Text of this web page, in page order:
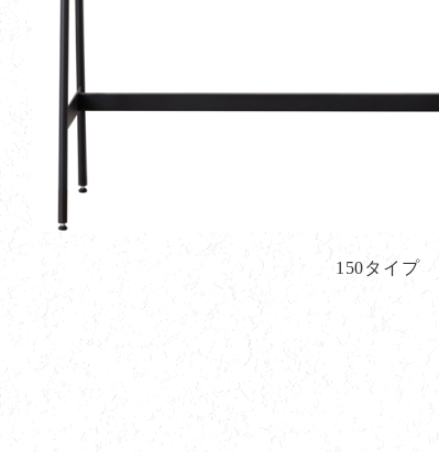
150タイプ